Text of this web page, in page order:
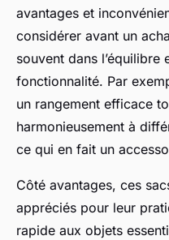
avantages et
considérer avant un
souvent dans l’équilibre
fonctionnalité. Par
un rangement efficace
harmonieusement à
ce qui en fait un
Côté avantages, ces
appréciés pour leur
rapide aux objets